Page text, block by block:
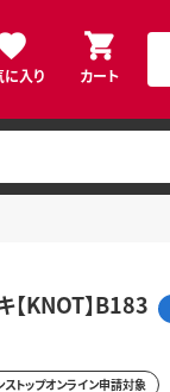
に入り カート
KNOT】B183
ストップオンライン申請対象